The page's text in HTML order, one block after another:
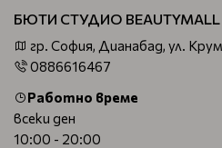
БЮТИ СТУДИО BEAUTYMALL
гр. София, Дианабад, ул.
0886616467
Работно време
всеки ден
10:00 - 20:00